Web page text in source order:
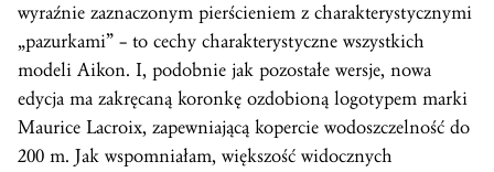
wyraźnie zaznaczonym pierścieniem z charakterystycznymi
„pazurkami” – to cechy charakterystyczne wszystkich
modeli Aikon. I, podobnie jak pozostałe wersje, nowa
edycja ma zakręcaną koronkę ozdobioną logotypem marki
Maurice Lacroix, zapewniającą kopercie wodoszczelność do
200 m. Jak wspomniałam, większość widocznych